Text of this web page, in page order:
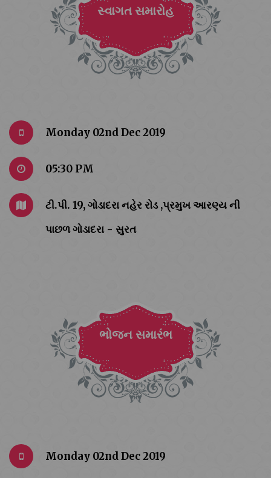
સ્વાગત સમારોહ
Monday 02nd Dec 2019
05:30 PM
ટી.પી. 19, ગોડાદરા નહેર રોડ ,પ્રમુખ આરણ્ય ની
પાછળ ગોડાદરા - સુરત
ભોજન સમારંભ
Monday 02nd Dec 2019